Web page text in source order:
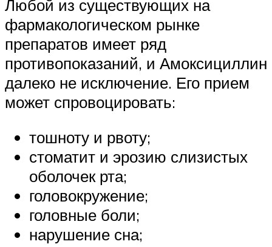
Любой из существующих на
фармакологическом рынке
препаратов имеет ряд
противопоказаний, и Амоксициллин
далеко не исключение. Его прием
может спровоцировать:
тошноту и рвоту;
стоматит и эрозию слизистых
оболочек рта;
головокружение;
головные боли;
нарушение сна;